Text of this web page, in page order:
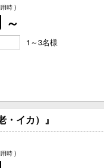
時 )
～
1～3名様
イカ）』
時 )